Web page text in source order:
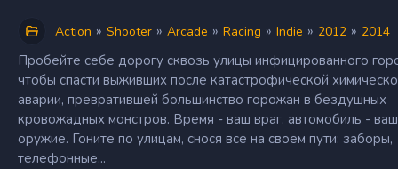
Action » Shooter » Arcade » Racing » Indie » 2012 » 2014
Пробейте себе дорогу сквозь улицы инфицированного
чтобы спасти выживших после катастрофической
аварии, превратившей большинство горожан в бездушных
кровожадных монстров. Время - ваш враг, автомобиль -
оружие. Гоните по улицам, снося все на своем пути: заборы,
телефонные...